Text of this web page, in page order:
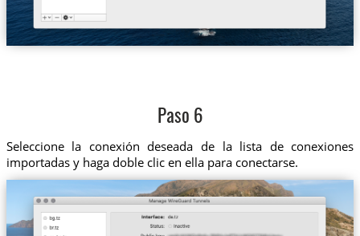
Paso 6
Seleccione la conexión deseada de la lista de conexiones
importadas y haga doble clic en ella para conectarse.